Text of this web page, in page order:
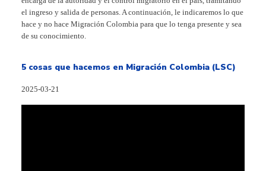
el ingreso y salida de personas. A continuación, le indicaremos lo que
hace y no hace Migración Colombia para que lo tenga presente y sea
de su conocimiento.
5 cosas que hacemos en Migración Colombia (LSC)
2025-03-21